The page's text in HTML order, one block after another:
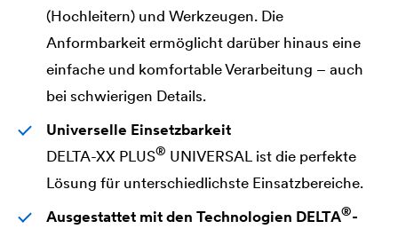
(Hochleitern) und Werkzeugen. Die
Anformbarkeit ermöglicht darüber hinaus eine
einfache und komfortable Verarbeitung – auch
bei schwierigen Details.
Universelle Einsetzbarkeit
DELTA-XX PLUS® UNIVERSAL ist die perfekte
Lösung für unterschiedlichste Einsatzbereiche.
Ausgestattet mit den Technologien DELTA®-